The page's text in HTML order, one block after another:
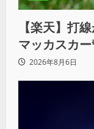
【楽天】打
マッカスカ
「22」
2026年8月6日